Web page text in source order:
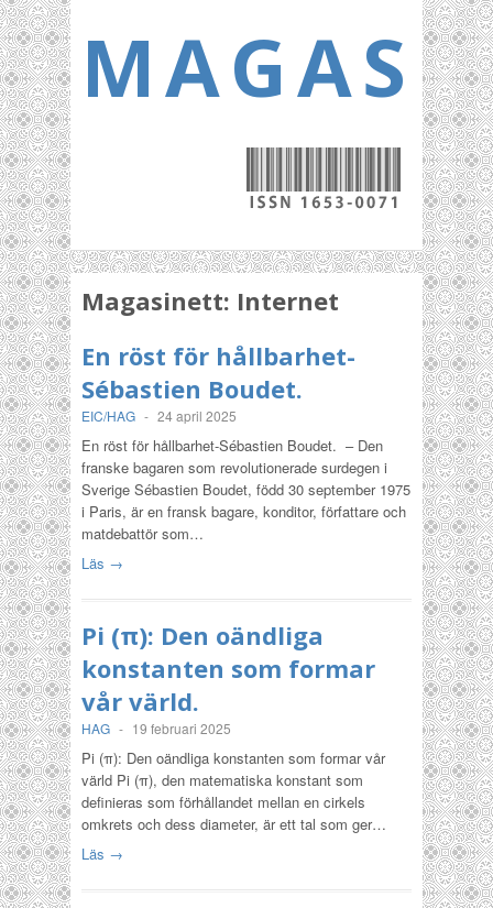
Magasinett: Internet
En röst för hållbarhet-
Sébastien Boudet.
EIC/HAG - 24 april 2025
En röst för hållbarhet-Sébastien Boudet. – Den
franske bagaren som revolutionerade surdegen i
Sverige Sébastien Boudet, född 30 september 1975
i Paris, är en fransk bagare, konditor, författare och
matdebattör som…
Läs →
Pi (π): Den oändliga
konstanten som formar
vår värld.
HAG - 19 februari 2025
Pi (π): Den oändliga konstanten som formar vår
värld Pi (π), den matematiska konstant som
definieras som förhållandet mellan en cirkels
omkrets och dess diameter, är ett tal som ger…
Läs →